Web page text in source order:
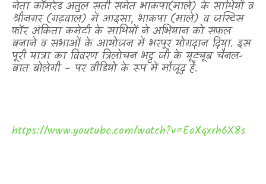
नेता कॉमरेड अतुल सती समेत भाकपा(माले) के साथियों व
श्रीनगर (गढ़वाल) में आइसा,भाकपा (माले) व जस्टिस
फॉर अंकिता कमेटी के साथियों ने अभियान को सफल
बनाने व सभाओं के आयोजन में भरपूर योगदान दिया. इस
पूरी यात्रा का विवरण त्रिलोचन भट्ट जी के यूट्यूब चैनल-
बात बोलेगी – पर वीडियो के रूप में मौजूद है.
https://www.youtube.com/watch?v=EoXqxrh6X8s